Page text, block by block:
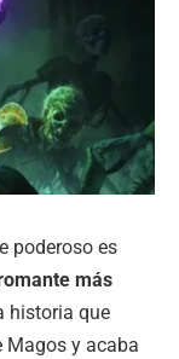
poderoso es
más
historia que
Magos y acaba